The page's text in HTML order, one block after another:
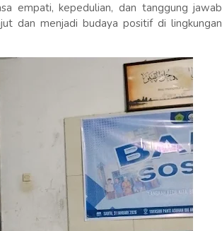
empati, kepedulian, dan tanggung jawab
dan menjadi budaya positif di lingkungan